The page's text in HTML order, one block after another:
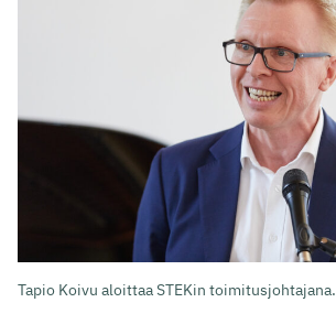
Tapio Koivu aloittaa STEKin toimitusjohtajana.